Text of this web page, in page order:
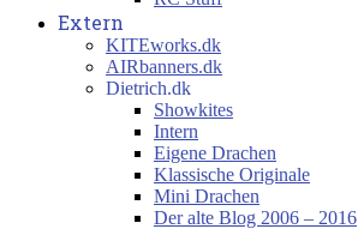
Extern
KITEworks.dk
AIRbanners.dk
Dietrich.dk
Showkites
Intern
Eigene Drachen
Klassische Originale
Mini Drachen
Der alte Blog 2006 – 2016